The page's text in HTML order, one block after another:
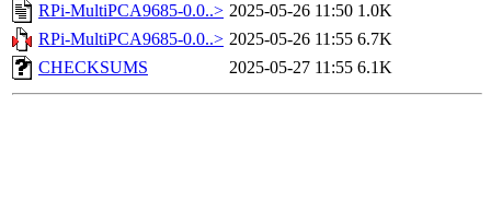
RPi-MultiPCA9685-0.0..> 2025-05-26 11:50 1.0K
RPi-MultiPCA9685-0.0..> 2025-05-26 11:55 6.7K
CHECKSUMS
2025-05-27 11:55 6.1K